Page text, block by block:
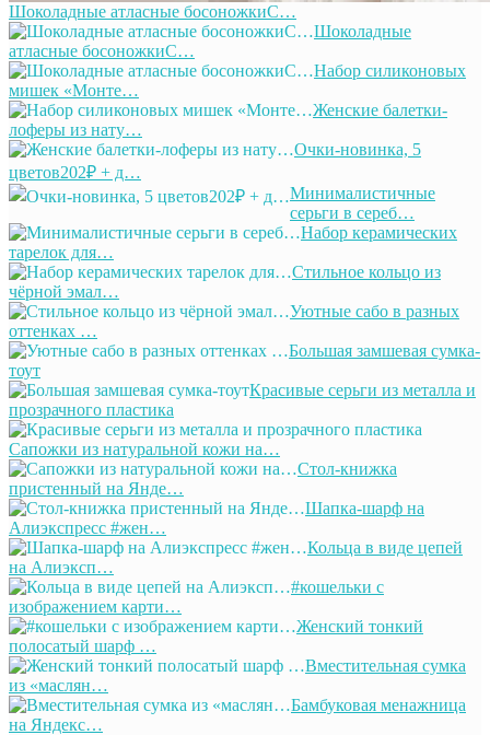
Шоколадные атласные босоножкиС…
Шоколадные
атласные босоножкиС…
Набор силиконовых
мишек «Монте…
Женские балетки-
лоферы из нату…
Очки-новинка, 5
цветов202₽ + д…
Минималистичные
серьги в сереб…
Набор керамических
тарелок для…
Стильное кольцо из
чёрной эмал…
Уютные сабо в разных
оттенках …
Большая замшевая сумка-
тоут
Красивые серьги из металла и
прозрачного пластика
Сапожки из натуральной кожи на…
Стол-книжка
пристенный на Янде…
Шапка-шарф на
Алиэкспресс #жен…
Кольца в виде цепей
на Алиэксп…
#кошельки с
изображением карти…
Женский тонкий
полосатый шарф …
Вместительная сумка
из «маслян…
Бамбуковая менажница
на Яндекс…